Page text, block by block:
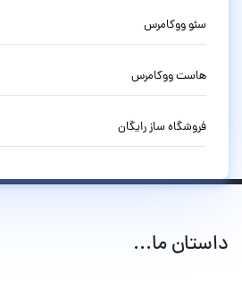
سئو ووکامرس
هاست ووکامرس
فروشگاه ساز رایگان
داستان ما...